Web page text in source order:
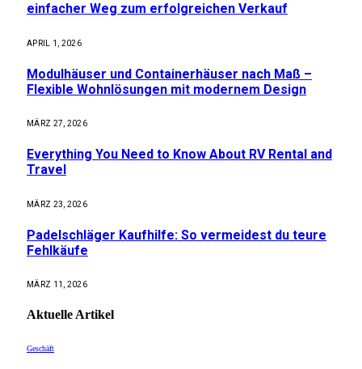
einfacher Weg zum erfolgreichen Verkauf
APRIL 1, 2026
Modulhäuser und Containerhäuser nach Maß –
Flexible Wohnlösungen mit modernem Design
MÄRZ 27, 2026
Everything You Need to Know About RV Rental and
Travel
MÄRZ 23, 2026
Padelschläger Kaufhilfe: So vermeidest du teure
Fehlkäufe
MÄRZ 11, 2026
AktuelleArtikel
Geschäft